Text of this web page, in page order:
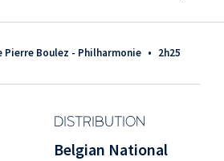
Pierre Boulez - Philharmonie • 2h25
DISTRIBUTION
Belgian National